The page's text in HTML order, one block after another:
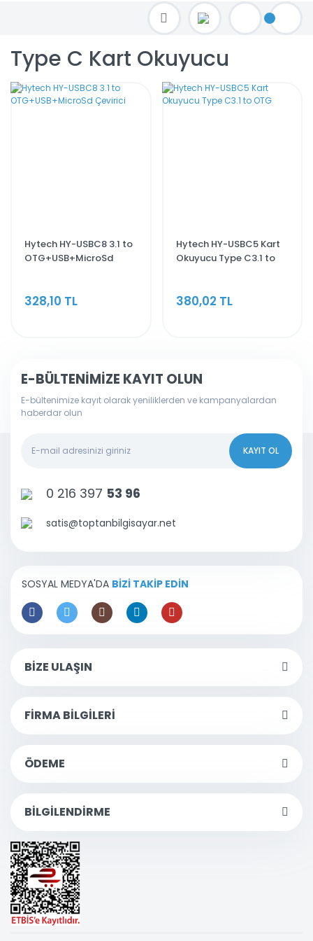
TOPTAN FİYAT ALMAK İÇİN satis@toptanbilgisayar.net MAİL ATINIZ.
SİPARİŞLERİNİZİ AYNI GÜN KARGO İLE GÖNDERİYORUZ!
Type C Kart Okuyucu
Hytech HY-USBC8 3.1 to
OTG+USB+MicroSd
328,10 TL
Hytech HY-USBC5 Kart
Okuyucu Type C3.1 to
380,02 TL
E-BÜLTENİMİZE KAYIT OLUN
E-bültenimize kayıt olarak yeniliklerden ve kampanyalardan
haberdar olun
KAYIT OL
0 216 397 53 96
satis@toptanbilgisayar.net
SOSYAL MEDYA'DA BİZİ TAKİP EDİN
BİZE ULAŞIN
FİRMA BİLGİLERİ
ÖDEME
BİLGİLENDİRME